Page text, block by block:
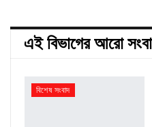
এই বিভাগের আরো
বিশেষ সংবাদ